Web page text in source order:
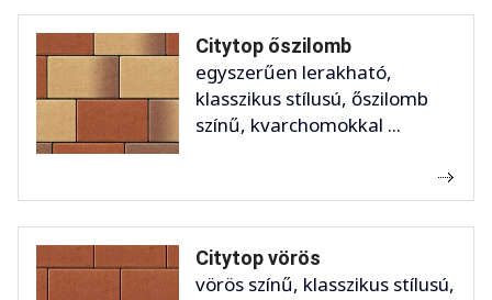
Citytop őszilomb
egyszerűen lerakható,
klasszikus stílusú, őszilomb
színű, kvarchomokkal ...
Citytop vörös
vörös színű, klasszikus stílusú,